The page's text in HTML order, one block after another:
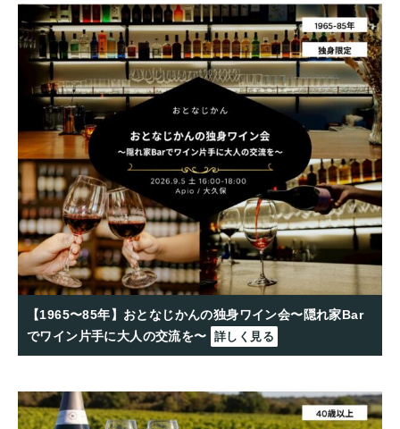
【1965〜85年】おとなじかんの独身ワイン会〜隠れ家Bar
でワイン片手に大人の交流を〜 詳しく見る